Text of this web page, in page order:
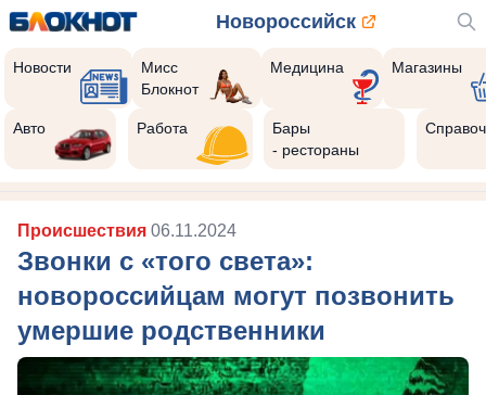
Новороссийск
Новости
Мисс
Блокнот
Медицина Магазины
Авто Работа
Бары
- рестораны
Происшествия 06.11.2024
Звонки с «того света»:
новороссийцам могут позвонить
умершие родственники